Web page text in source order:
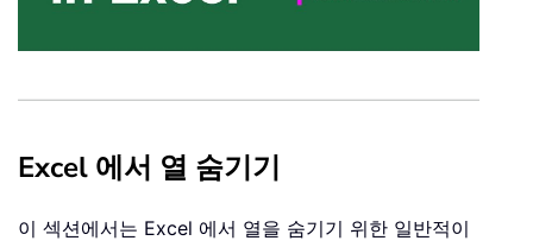
Excel 에서 열 숨기기
이 섹션에서는 Excel 에서 열을 숨기기 위한 일반적이